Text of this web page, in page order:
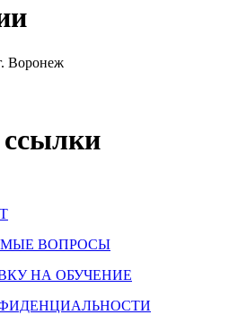
Воронеж
ВОПРОСЫ
НА ОБУЧЕНИЕ